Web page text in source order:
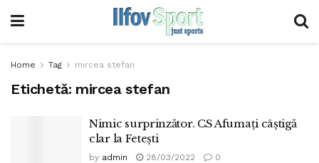
Home Tag mircea stefan
Etichetă: mircea stefan
Nimic surprinzător. CS Afumaţi câştigă
clar la Feteşti
by admin 28/03/2022 0